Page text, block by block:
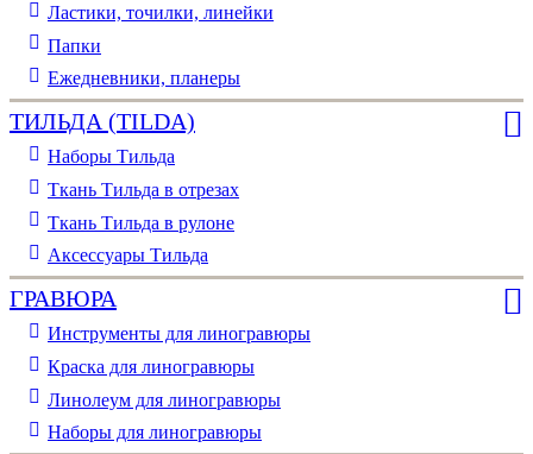
Ластики, точилки, линейки
Папки
Ежедневники, планеры
ТИЛЬДА (TILDA)
Наборы Тильда
Ткань Тильда в отрезах
Ткань Тильда в рулоне
Аксессуары Тильда
ГРАВЮРА
Инструменты для линогравюры
Краска для линогравюры
Линолеум для линогравюры
Наборы для линогравюры